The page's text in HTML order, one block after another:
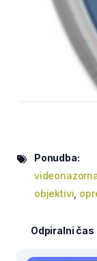
Ponudba:
objektivi
Odpiralni čas